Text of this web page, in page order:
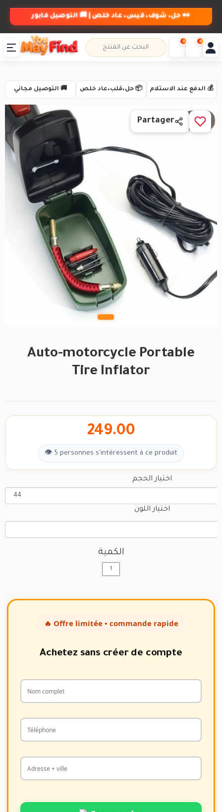
👀 حل، شوف، قيس، عاد خلص | 🚚 التوصيل فابور
Auto-motorcycle Portable
Tire Inflator
🚚 التوصيل مجاني 📦 حل،قلب،عاد خلص 💰 الدفع عند الاستلام
1 / 3
Partager
249.00
👁 5 personnes s'intéressent à ce produit
اختيار الحجم
اختيار اللون
الكمية
🔥 Offre limitée • commande rapide
Achetez sans créer de compte
0 0